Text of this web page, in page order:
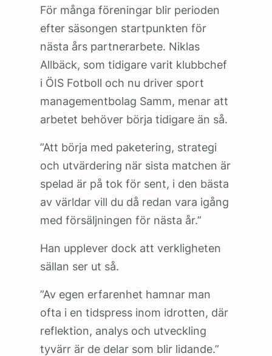
För många föreningar blir perioden
efter säsongen startpunkten för
nästa års partnerarbete. Niklas
Allbäck, som tidigare varit klubbchef
i ÖIS Fotboll och nu driver sport
managementbolag Samm, menar att
arbetet behöver börja tidigare än så.
”Att börja med paketering, strategi
och utvärdering när sista matchen är
spelad är på tok för sent, i den bästa
av världar vill du då redan vara igång
med försäljningen för nästa år.”
Han upplever dock att verkligheten
sällan ser ut så.
”Av egen erfarenhet hamnar man
ofta i en tidspress inom idrotten, där
reflektion, analys och utveckling
tyvärr är de delar som blir lidande.”